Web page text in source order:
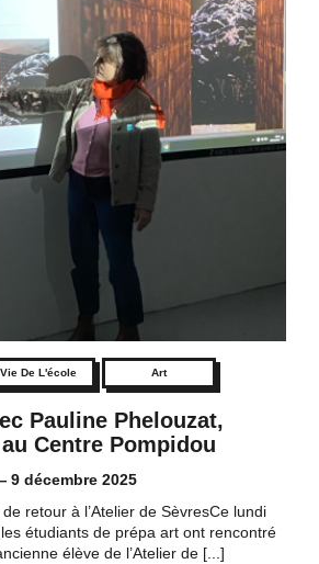
Vie De L'école Art
Pauline Phelouzat,
Centre Pompidou
9 décembre 2025
retour à l’Atelier de SèvresCe lundi
étudiants de prépa art ont rencontré
élève de l’Atelier de [...]